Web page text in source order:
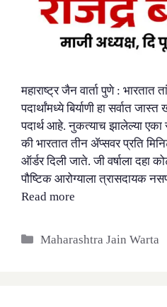
महाराष्ट्र जैन वार्ता पुणे : भारतात
पदार्थांमध्ये बिर्याणी हा सर्वात
पदार्थ आहे. नुकत्याच झालेल्या
की भारतात तीन ॲप्सवर प्रति
ऑर्डर दिली जाते. जी वर्षाला दहा
पौष्टिक आरोग्याला त्रासदायक
Read more
Categories
Maharashtra Jain Warta